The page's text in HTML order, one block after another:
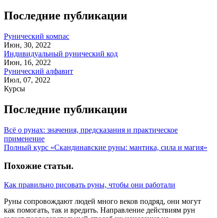
Последние публикации
Рунический компас
Июн, 30, 2022
Индивидуальный рунический код
Июн, 16, 2022
Рунический алфавит
Июл, 07, 2022
Курсы
Последние публикации
Всё о рунах: значения, предсказания и практическое
применение
Полный курс «Скандинавские руны: мантика, сила и магия»
Похожие статьи.
Как правильно рисовать руны, чтобы они работали
Руны сопровождают людей много веков подряд, они могут
как помогать, так и вредить. Направление действиям рун